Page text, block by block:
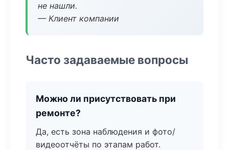
не нашли.
— Клиент компании
Часто задаваемые вопросы
Можно ли присутствовать при
ремонте?
Да, есть зона наблюдения и фото/
видеоотчёты по этапам работ.